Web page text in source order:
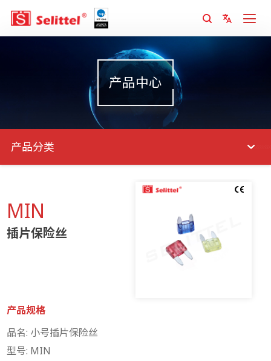
产品中心
产品分类
MIN
插片保险丝
产品规格
品名: 小号插片保险丝
型号: MIN